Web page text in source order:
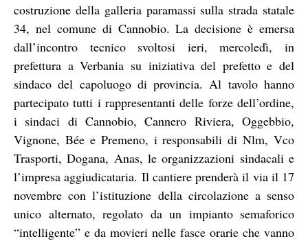
costruzione della galleria paramassi sulla strada statale
34, nel comune di Cannobio. La decisione è emersa
dall’incontro tecnico svoltosi ieri, mercoledì, in
prefettura a Verbania su iniziativa del prefetto e del
sindaco del capoluogo di provincia. Al tavolo hanno
partecipato tutti i rappresentanti delle forze dell’ordine,
i sindaci di Cannobio, Cannero Riviera, Oggebbio,
Vignone, Bée e Premeno, i responsabili di Nlm, Vco
Trasporti, Dogana, Anas, le organizzazioni sindacali e
l’impresa aggiudicataria. Il cantiere prenderà il via il 17
novembre con l’istituzione della circolazione a senso
unico alternato, regolato da un impianto semaforico
“intelligente” e da movieri nelle fasce orarie che vanno